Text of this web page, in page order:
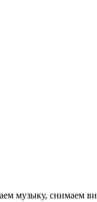
музыку, снимаем